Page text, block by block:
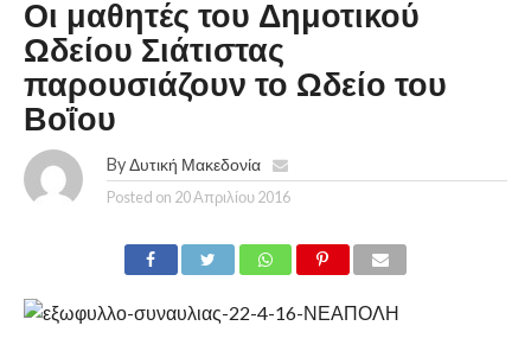
Οι μαθητές του Δημοτικού
Ωδείου Σιάτιστας
παρουσιάζουν το Ωδείο του
Βοΐου
By Δυτική Μακεδονία
Posted on 20 Απριλίου 2016